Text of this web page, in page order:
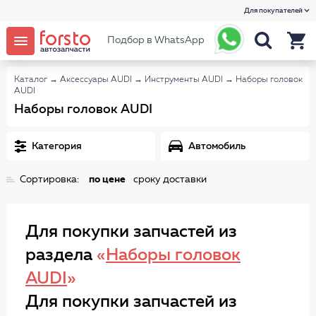
Для покупателей
Подбор в WhatsApp
Каталог → Аксессуары AUDI → Инструменты AUDI → Наборы головок
AUDI
Наборы головок AUDI
Категория Автомобиль
Сортировка: по цене сроку доставки
Для покупки запчастей из
раздела « Наборы головок
AUDI »
Для покупки запчастей из